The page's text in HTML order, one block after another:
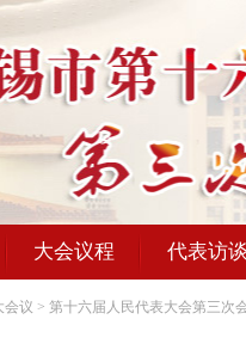
大会议程 代表访谈
会议 > 第十六届人民代表大会第三次